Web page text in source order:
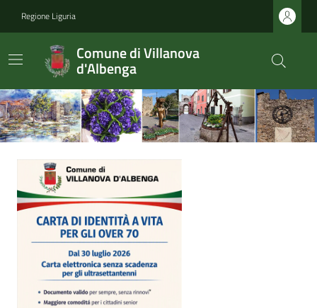
Regione Liguria
Comune di Villanova
d'Albenga
Ultime notizie